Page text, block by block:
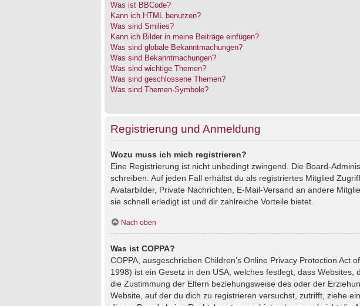
Was ist BBCode?
Kann ich HTML benutzen?
Was sind Smilies?
Kann ich Bilder in meine Beiträge einfügen?
Was sind globale Bekanntmachungen?
Was sind Bekanntmachungen?
Was sind wichtige Themen?
Was sind geschlossene Themen?
Was sind Themen-Symbole?
Registrierung und Anmeldung
Wozu muss ich mich registrieren?
Eine Registrierung ist nicht unbedingt zwingend. Die Board-
schreiben. Auf jeden Fall erhältst du als registriertes Mitglied
Avatarbilder, Private Nachrichten, E-Mail-Versand an andere
sie schnell erledigt ist und dir zahlreiche Vorteile bietet.
Nach oben
Was ist COPPA?
COPPA, ausgeschrieben Children’s Online Privacy Protection
1998) ist ein Gesetz in den USA, welches festlegt, dass
die Zustimmung der Eltern beziehungsweise des oder der
Website, auf der du dich zu registrieren versuchst, zutrifft, ziehe